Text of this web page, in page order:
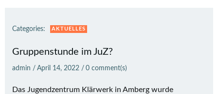
Categories: AKTUELLES
Gruppenstunde im JuZ?
admin / April 14, 2022 / 0 comment(s)
Das Jugendzentrum Klärwerk in Amberg wurde